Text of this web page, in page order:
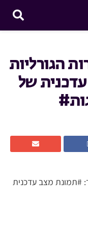
הגורליות
של
#תמונת מצב עדכנית